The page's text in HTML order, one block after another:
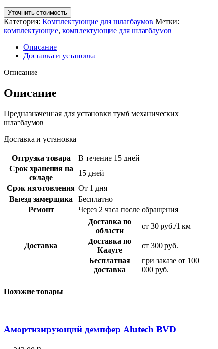
Уточнить стоимость
Категория: Комплектующие для шлагбаумов Метки:
комплектующие, комплектующие для шлагбаумов
Описание
Доставка и установка
Описание
Описание
Предназначенная для установки тумб механических
шлагбаумов
Доставка и установка
Отгрузка товара
В течение 15 дней
Срок хранения на
складе
15 дней
Срок изготовления От 1 дня
Выезд замерщика
Бесплатно
Ремонт
Через 2 часа после обращения
Доставка
Доставка по
области
от 30 руб./1 км
Доставка по
Калуге
от 300 руб.
Бесплатная
доставка
при заказе от 100
000 руб.
Похожие товары
Амортизирующий демпфер Alutech BVD